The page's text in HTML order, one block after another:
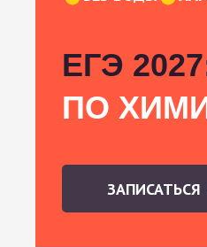
ЕГЭ
ПО
ЗАПИСАТЬСЯ